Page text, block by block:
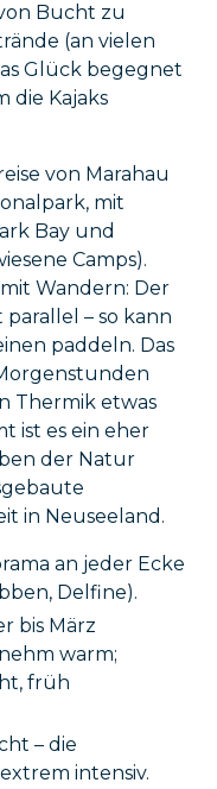
Bucht zu
(an vielen
Glück begegnet
die Kajaks
von Marahau
mit
Bay und
Camps).
Wandern: Der
– so kann
paddeln. Das
Thermik etwas
ist es ein eher
der Natur
in Neuseeland.
an jeder Ecke
Delfine).
bis März
warm;
früh
– die
intensiv.